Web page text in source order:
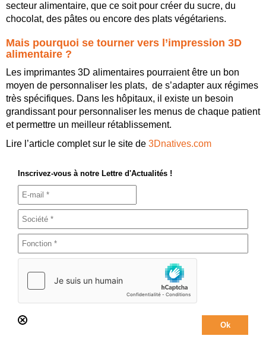
secteur alimentaire, que ce soit pour créer du sucre, du
chocolat, des pâtes ou encore des plats végétariens.
Mais pourquoi se tourner vers l’impression 3D
alimentaire ?
Les imprimantes 3D alimentaires pourraient être un bon
moyen de personnaliser les plats, de s’adapter aux régimes
très spécifiques. Dans les hôpitaux, il existe un besoin
grandissant pour personnaliser les menus de chaque patient
et permettre un meilleur rétablissement.
Lire l’article complet sur le site de 3Dnatives.com
Inscrivez-vous à notre Lettre d'Actualités !